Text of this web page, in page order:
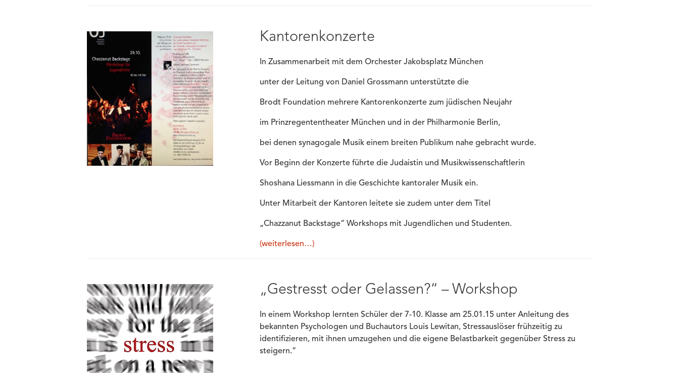
Kantorenkonzerte
In Zusammenarbeit mit dem Orchester Jakobsplatz München
unter der Leitung von Daniel Grossmann unterstützte die
Brodt Foundation mehrere Kantorenkonzerte zum jüdischen Neujahr
im Prinzregententheater München und in der Philharmonie Berlin,
bei denen synagogale Musik einem breiten Publikum nahe gebracht wurde.
Vor Beginn der Konzerte führte die Judaistin und Musikwissenschaftlerin
Shoshana Liessmann in die Geschichte kantoraler Musik ein.
Unter Mitarbeit der Kantoren leitete sie zudem unter dem Titel
„Chazzanut Backstage“ Workshops mit Jugendlichen und Studenten.
(weiterlesen…)
„Gestresst oder Gelassen?“ – Workshop
In einem Workshop lernten Schüler der 7-10. Klasse am 25.01.15 unter Anleitung des
bekannten Psychologen und Buchautors Louis Lewitan, Stressauslöser frühzeitig zu
identifizieren, mit ihnen umzugehen und die eigene Belastbarkeit gegenüber Stress zu
steigern.“